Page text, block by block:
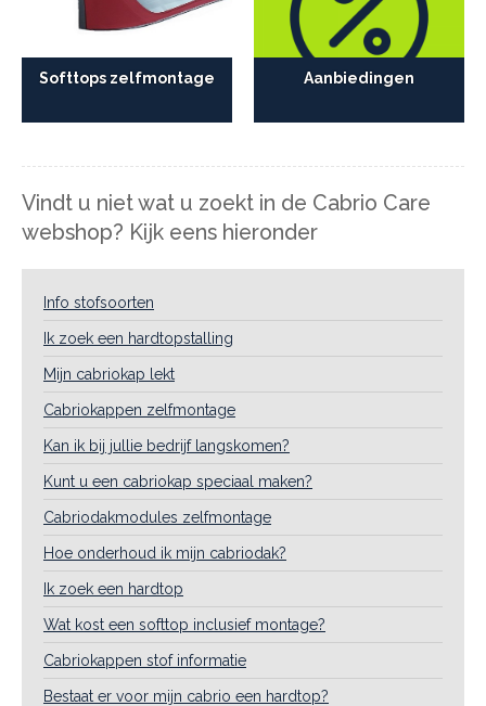
Softtops zelfmontage Aanbiedingen
Vindt u niet wat u zoekt in de Cabrio Care
webshop? Kijk eens hieronder
Info stofsoorten
Ik zoek een hardtopstalling
Mijn cabriokap lekt
Cabriokappen zelfmontage
Kan ik bij jullie bedrijf langskomen?
Kunt u een cabriokap speciaal maken?
Cabriodakmodules zelfmontage
Hoe onderhoud ik mijn cabriodak?
Ik zoek een hardtop
Wat kost een softtop inclusief montage?
Cabriokappen stof informatie
Bestaat er voor mijn cabrio een hardtop?